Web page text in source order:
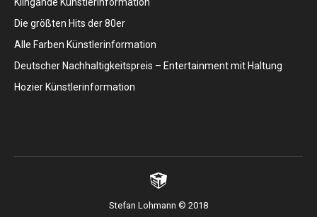
Die größten Hits der 80er
Alle Farben Künstlerinformation
Deutscher Nachhaltigkeitspreis – Entertainment mit Haltung
Hozier Künstlerinformation
Stefan Lohmann © 2018